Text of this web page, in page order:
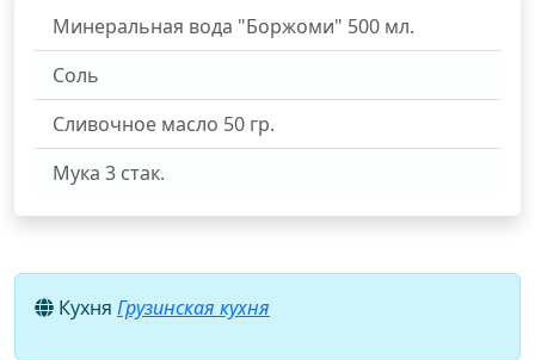
Минеральная вода "Боржоми" 500 мл.
Соль
Сливочное масло 50 гр.
Мука 3 стак.
Кухня Грузинская кухня